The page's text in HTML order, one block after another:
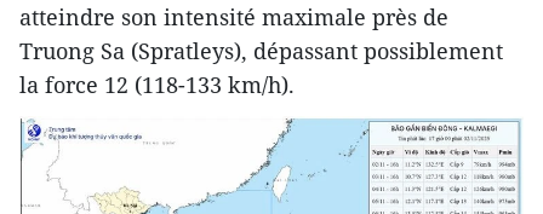
atteindre son intensité maximale près de
Truong Sa (Spratleys), dépassant possiblement
la force 12 (118-133 km/h).